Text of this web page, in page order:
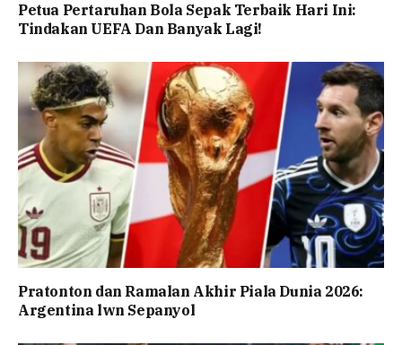
Petua Pertaruhan Bola Sepak Terbaik Hari Ini:
Tindakan UEFA Dan Banyak Lagi!
Pratonton dan Ramalan Akhir Piala Dunia 2026:
Argentina lwn Sepanyol